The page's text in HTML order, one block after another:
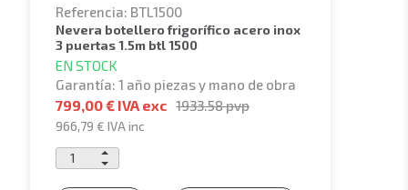
Referencia: BTL1500
nevera botellero frigorífico acero inox
3 puertas 1.5m btl 1500
EN STOCK
Garantía: 1 año piezas y mano de obra
799,00 € IVA exc 1933.58pvp
966,79 €IVA inc